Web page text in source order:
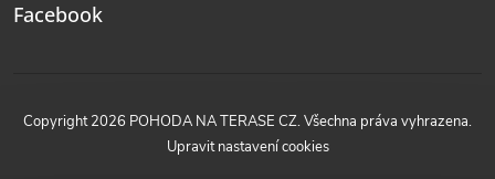
Facebook
Copyright 2026 POHODA NA TERASE CZ. Všechna práva vyhrazena.
Upravit nastavení cookies